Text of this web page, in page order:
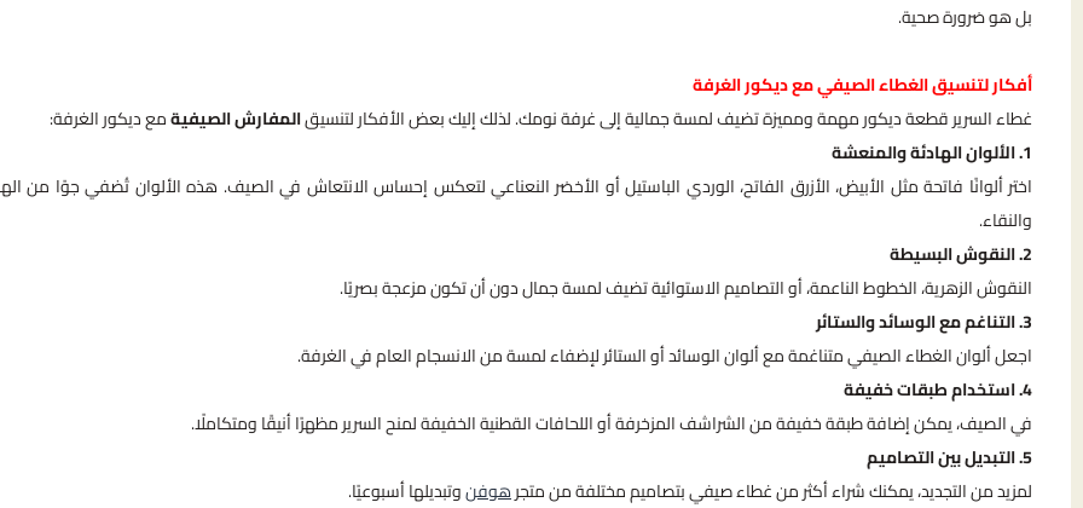
بل هو ضرورة صحية.
أفكار لتنسيق الغطاء الصيفي مع ديكور الغرفة
غطاء السرير قطعة ديكور مهمة ومميزة تضيف لمسة جمالية إلى غرفة نومك. لذلك إليك بعض الأفكار لتنسيقالمفارش الصيفيةمع ديكور الغرفة:
1. الألوان الهادئة والمنعشة
اختر ألوانًا فاتحة مثل الأبيض، الأزرق الفاتح، الوردي الباستيل أو الأخضر النعناعي لتعكس إحساس الانتعاش في الصيف. هذه الألوان تُضفي جوًا من
والنقاء.
2. النقوش البسيطة
النقوش الزهرية، الخطوط الناعمة، أو التصاميم الاستوائية تضيف لمسة جمال دون أن تكون مزعجة بصريًا.
3. التناغم مع الوسائد والستائر
اجعل ألوان الغطاء الصيفي متناغمة مع ألوان الوسائد أو الستائر لإضفاء لمسة من الانسجام العام في الغرفة.
4. استخدام طبقات خفيفة
في الصيف، يمكن إضافة طبقة خفيفة من الشراشف المزخرفة أو اللحافات القطنية الخفيفة لمنح السرير مظهرًا أنيقًا ومتكاملًا.
5. التبديل بين التصاميم
لمزيد من التجديد، يمكنك شراء أكثر من غطاء صيفي بتصاميم مختلفة من متجرهوفنوتبديلها أسبوعيًا.